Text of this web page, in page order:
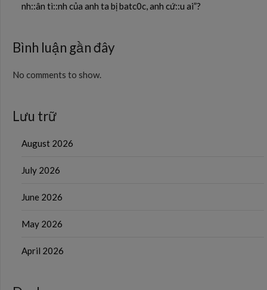
nh::ân tì::nh của anh ta bị batc0c, anh cứ::u ai”?
Bình luận gần đây
No comments to show.
Lưu trữ
August 2026
July 2026
June 2026
May 2026
April 2026